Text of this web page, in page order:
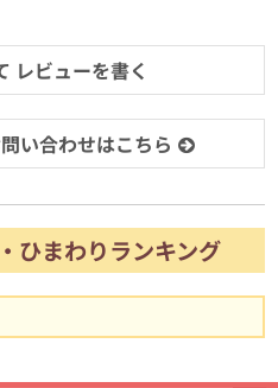
レビューを書く
い合わせはこちら
ひまわりランキング